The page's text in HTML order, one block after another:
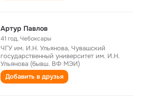
Артур Павлов
41 год,Чебоксары
ЧГУ им. И.Н. Ульянова, Чувашский
государственный университет им. И.Н.
Ульянова (бывш. ВФ МЭИ)
Добавить в друзья